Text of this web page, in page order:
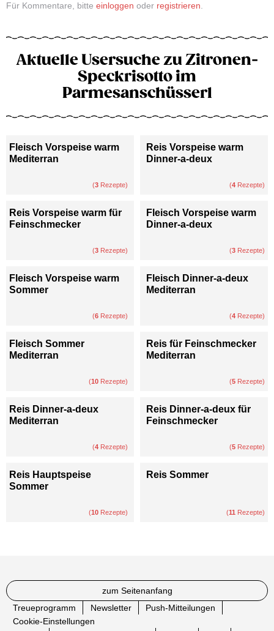
Für Kommentare, bitte einloggen oder registrieren.
Aktuelle Usersuche zu Zitronen-
Speckrisotto im
Parmesanschüsserl
Fleisch Vorspeise warm
Mediterran
(3 Rezepte)
Reis Vorspeise warm
Dinner-a-deux
(4 Rezepte)
Reis Vorspeise warm für
Feinschmecker
(3 Rezepte)
Fleisch Vorspeise warm
Dinner-a-deux
(3 Rezepte)
Fleisch Vorspeise warm
Sommer
(6 Rezepte)
Fleisch Dinner-a-deux
Mediterran
(4 Rezepte)
Fleisch Sommer
Mediterran
(10 Rezepte)
Reis für Feinschmecker
Mediterran
(5 Rezepte)
Reis Dinner-a-deux
Mediterran
(4 Rezepte)
Reis Dinner-a-deux für
Feinschmecker
(5 Rezepte)
Reis Hauptspeise
Sommer
(10 Rezepte)
Reis Sommer
(11 Rezepte)
zum Seitenanfang
Treueprogramm
Newsletter
Push-Mitteilungen
Cookie-Einstellungen